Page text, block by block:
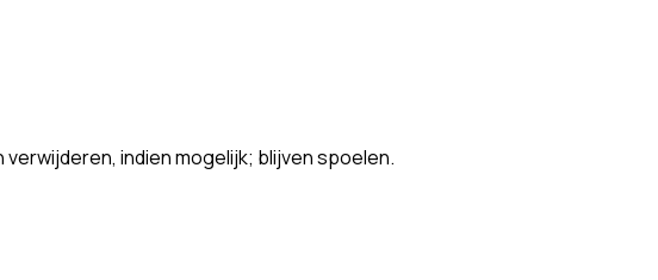
indien mogelijk; blijven spoelen.